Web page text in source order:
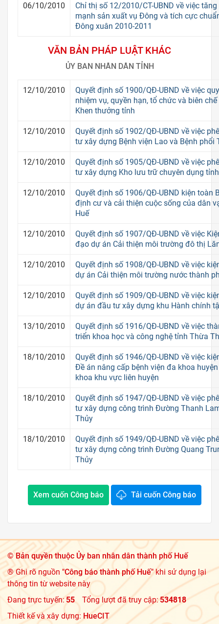
06/10/2010
Chỉ thị số 12/2010/CT-UBND về việc
mạnh sản xuất vụ Đông và tích cực
Đông xuân 2010-2011
VĂN BẢN PHÁP LUẬT KHÁC
ỦY BAN NHÂN DÂN TỈNH
12/10/2010
Quyết định số 1900/QĐ-UBND về việc
nhiệm vụ, quyền hạn, tổ chức và biên
Khen thưởng tỉnh
12/10/2010
Quyết định số 1902/QĐ-UBND về việc
tư xây dựng Bệnh viện Lao và Bệnh phổi
12/10/2010
Quyết định số 1905/QĐ-UBND về việc
tư xây dựng Kho lưu trữ chuyên dụng
12/10/2010
Quyết định số 1906/QĐ-UBND kiện toàn
định cư và cải thiện cuộc sống của dân
Huế
12/10/2010
Quyết định số 1907/QĐ-UBND về việc
đạo dự án Cải thiện môi trường đô thị
12/10/2010
Quyết định số 1908/QĐ-UBND về việc
dự án Cải thiện môi trường nước thành
12/10/2010
Quyết định số 1909/QĐ-UBND về việc
dự án đầu tư xây dựng khu Hành chính
13/10/2010
Quyết định số 1916/QĐ-UBND về việc
triển khoa học và công nghệ tỉnh Thừa
18/10/2010
Quyết định số 1946/QĐ-UBND về việc
Đề án nâng cấp bệnh viện đa khoa
khoa khu vực liên huyện
18/10/2010
Quyết định số 1947/QĐ-UBND về việc
tư xây dựng công trình Đường Thanh
Thủy
18/10/2010
Quyết định số 1949/QĐ-UBND về việc
tư xây dựng công trình Đường Quang
Thủy
Xem cuốn Công báo Tải cuốn Công báo
©Bản quyền thuộc Ủy ban nhân dân thành phố Huế
® Ghi rõ nguồn "Công báo thành phố Huế"khi sử dụng lại
thông tin từ website này
Đang trực tuyến:55 Tổng lượt đã truy cập:534818
Thiết kế và xây dựng: HueCIT